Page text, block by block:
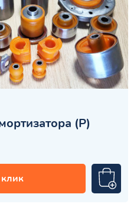
(Р)
клик